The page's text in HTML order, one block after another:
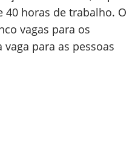
40 horas de trabalho. O
vagas para os
para as pessoas